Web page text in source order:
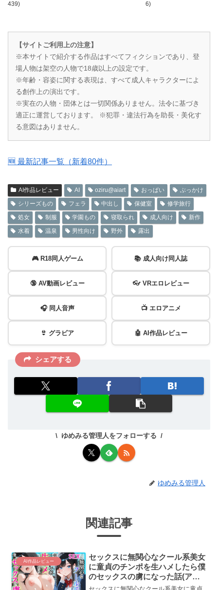
439)
6)
【サイトご利用上の注意】
※本サイトで紹介する作品はすべてフィクションであり、登
場人物は架空の人物で18歳以上の設定です。
※年齢・容姿に関する表現は、すべて成人キャラクターによ
る創作上の演出です。
※実在の人物・団体とは一切関係ありません。法令に基づき
適正に運営しております。 ※犯罪・違法行為を助長・美化す
る意図はありません。
🆕 最新記事一覧（新着80件）
AI作品レビュー AI oziru@aiart おっぱい
ぶっかけ
シリーズもの
フェラ 中出し 保健室
修学旅行
処女
制服 学園もの 寝取られ 成人向け
新作
水着
温泉 男性向け 野外 露出
🎮 R18同人ゲーム 📚 成人向け同人誌
🔞 AV動画レビュー 👓 VRエロレビュー
🎧 同人音声 📺 エロアニメ
👙 グラビア 🤖 AI作品レビュー
シェアする
ゆめみる管理人をフォローする
ゆめみる管理人
関連記事
AI作品レビュー
セックスに無関心なクール系美女
に童貞のチンポを生ハメしたら僕
のセックスの虜になった話(アト
リエぷにぷに) ｜ (d_780621)